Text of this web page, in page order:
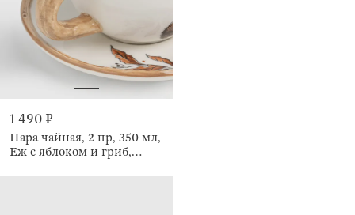
1 490 ₽
Пара чайная, 2 пр, 350 мл,
Еж с яблоком и гриб,